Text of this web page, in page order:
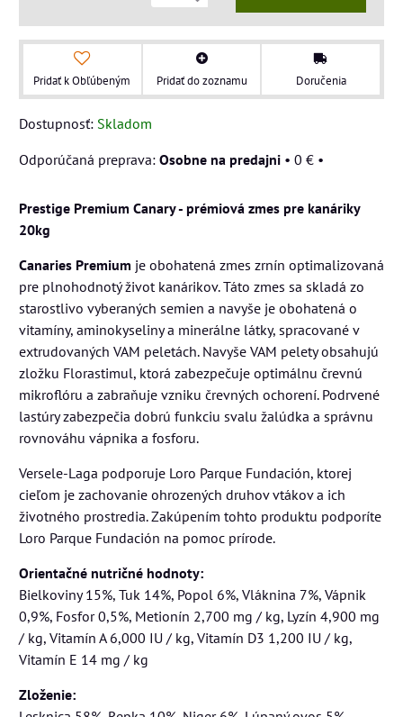
Pridať k Obľúbeným Pridať do zoznamu Doručenia
Dostupnosť: Skladom
Osobne na predajni • 0 € •
Prestige Premium Canary - prémiová zmes pre kanáriky
20kg
Canaries Premium je obohatená zmes zrnín optimalizovaná
pre plnohodnotý život kanárikov. Táto zmes sa skladá zo
starostlivo vyberaných semien a navyše je obohatená o
vitamíny, aminokyseliny a minerálne látky, spracované v
extrudovaných VAM peletách. Navyše VAM pelety obsahujú
zložku Florastimul, ktorá zabezpečuje optimálnu črevnú
mikroflóru a zabraňuje vzniku črevných ochorení. Podrvené
lastúry zabezpečia dobrú funkciu svalu žalúdka a správnu
rovnováhu vápnika a fosforu.
Versele-Laga podporuje Loro Parque Fundación, ktorej
cieľom je zachovanie ohrozených druhov vtákov a ich
životného prostredia. Zakúpením tohto produktu podporíte
Loro Parque Fundación na pomoc prírode.
Orientačné nutričné hodnoty:
Bielkoviny 15%, Tuk 14%, Popol 6%, Vláknina 7%, Vápnik
0,9%, Fosfor 0,5%, Metionín 2,700 mg / kg, Lyzín 4,900 mg
/ kg, Vitamín A 6,000 IU / kg, Vitamín D3 1,200 IU / kg,
Vitamín E 14 mg / kg
Zloženie: